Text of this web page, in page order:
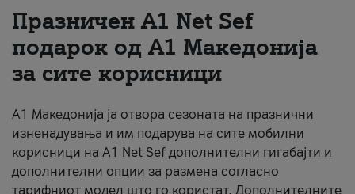
За нас
#ПодобарОнлајн
Празничен A1 Net Sеf
подарок од А1 Македонија
за сите корисници
А1 Македонија ја отвора сезоната на празнични
изненадувања и им подарува на сите мобилни
корисници на A1 Net Sef дополнителни гигабајти и
дополнителни опции за размена согласно
тарифниот модел што го користат. Дополнителните